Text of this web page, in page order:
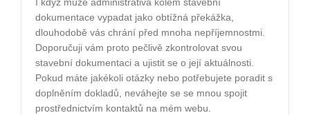
dokumentace vypadat jako obtížná překážka,
dlouhodobě vás chrání před mnoha nepříjemnostmi.
Doporučuji vám proto pečlivě zkontrolovat svou
stavební dokumentaci a ujistit se o její aktuálnosti.
Pokud máte jakékoli otázky nebo potřebujete poradit s
doplněním dokladů, neváhejte se se mnou spojit
prostřednictvím kontaktů na mém webu.